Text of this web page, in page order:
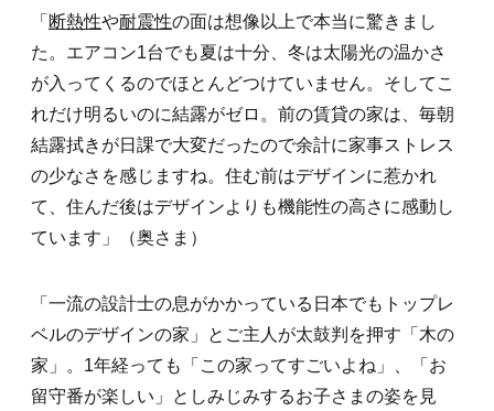
「 断熱性や耐震性の面は想像以上で本当に驚きまし
た。エアコン1台でも夏は十分、冬は太陽光の温かさ
が入ってくるのでほとんどつけていません。そしてこ
れだけ明るいのに結露がゼロ。前の賃貸の家は、毎朝
結露拭きが日課で大変だったので余計に家事ストレス
の少なさを感じますね。住む前はデザインに惹かれ
て、住んだ後はデザインよりも機能性の高さに感動し
ています」（奥さま）
「一流の設計士の息がかかっている日本でもトップレ
ベルのデザインの家」とご主人が太鼓判を押す「木の
家」。1年経っても「この家ってすごいよね」、「お
留守番が楽しい」としみじみするお子さまの姿を見